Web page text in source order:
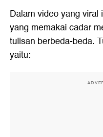
Dalam video yang
yang memakai cadar
tulisan berbeda-beda.
yaitu: